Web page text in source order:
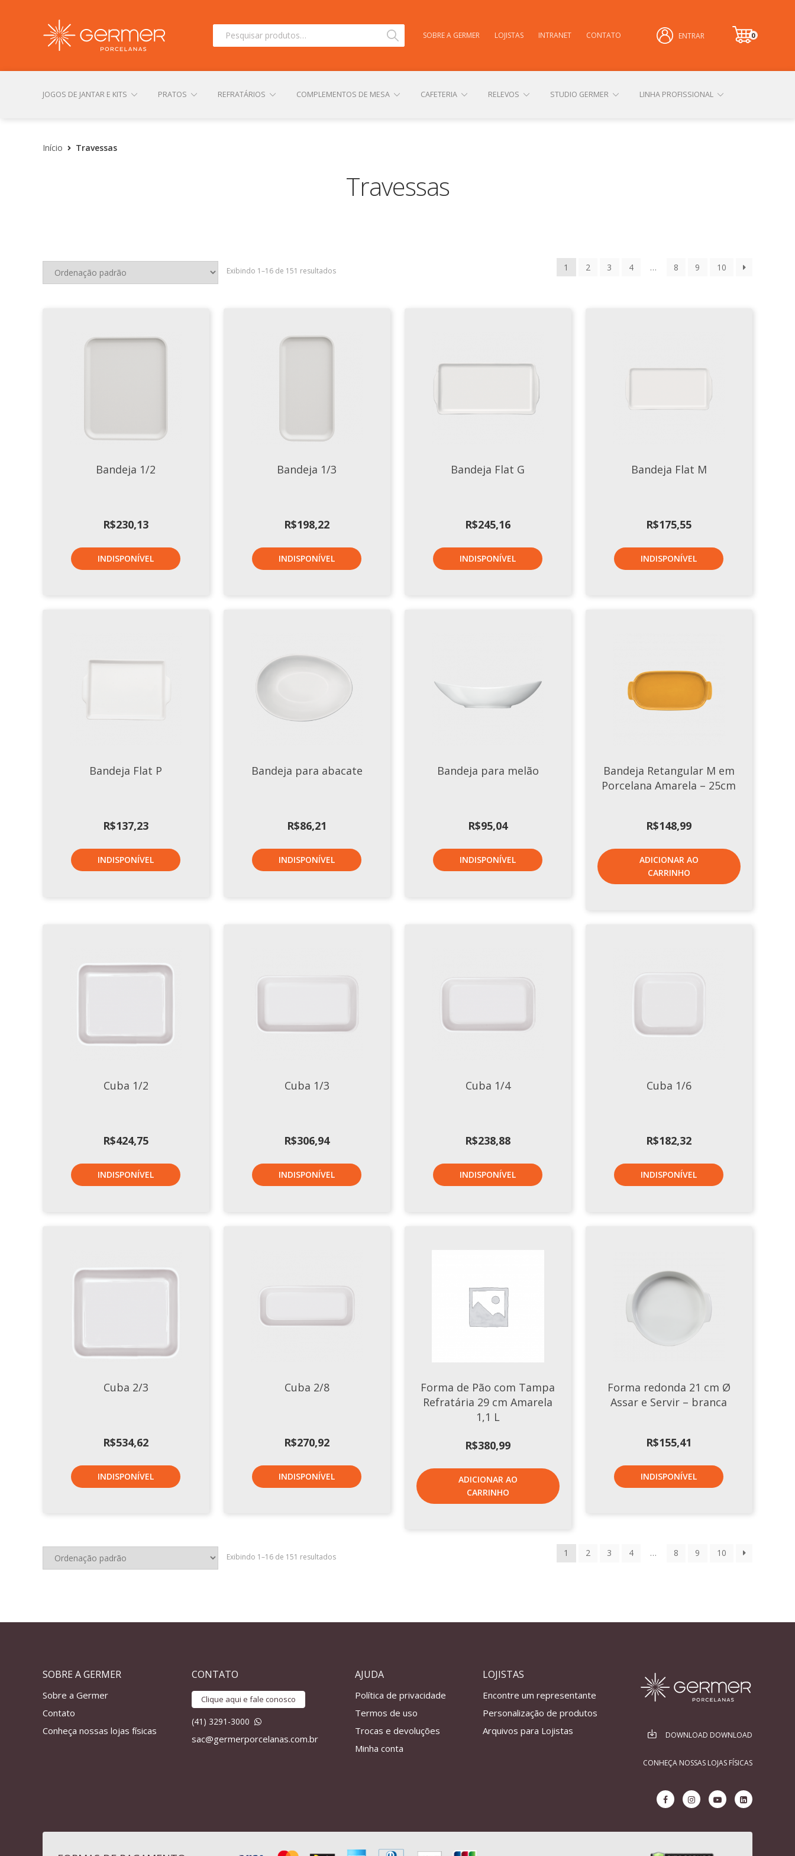
Pesquisar
Pesquisar SOBRE A GERMER LOJISTAS INTRANET CONTATO ENTRAR
0
it
JOGOS DE JANTAR E KITS PRATOS REFRATÁRIOS COMPLEMENTOS DE MESA CAFETERIA RELEVOS STUDIO GERMER LINHA PROFISSIONAL
PERSONALIZAÇÃO DE PRODUTOS
Início Travessas
Travessas
Exibindo 1–16 de 151 resultados 1 2 3 4 … 8 9 10
Bandeja 1/2
R$230,13
INDISPONÍVEL
Bandeja 1/3
R$198,22
INDISPONÍVEL
Bandeja Flat G
R$245,16
INDISPONÍVEL
Bandeja Flat M
R$175,55
INDISPONÍVEL
Bandeja Flat P
R$137,23
INDISPONÍVEL
Bandeja para abacate
R$86,21
INDISPONÍVEL
Bandeja para melão
R$95,04
INDISPONÍVEL
Bandeja Retangular M em
Porcelana Amarela – 25cm
R$148,99
ADICIONAR AO
CARRINHO
Cuba 1/2
R$424,75
INDISPONÍVEL
Cuba 1/3
R$306,94
INDISPONÍVEL
Cuba 1/4
R$238,88
INDISPONÍVEL
Cuba 1/6
R$182,32
INDISPONÍVEL
Cuba 2/3
R$534,62
INDISPONÍVEL
Cuba 2/8
R$270,92
INDISPONÍVEL
Forma de Pão com Tampa
Refratária 29 cm Amarela
1,1 L
R$380,99
ADICIONAR AO
CARRINHO
Forma redonda 21 cm Ø
Assar e Servir – branca
R$155,41
INDISPONÍVEL
Exibindo 1–16 de 151 resultados 1 2 3 4 … 8 9 10
SOBRE A GERMER
Sobre a Germer
Contato
Conheça nossas lojas físicas
CONTATO
Clique aqui e fale conosco
(41) 3291-3000
sac@germerporcelanas.com.br
AJUDA
Política de privacidade
Termos de uso
Trocas e devoluções
Minha conta
LOJISTAS
Encontre um representante
Personalização de produtos
Arquivos para Lojistas
DOWNLOAD DOWNLOAD
CONHEÇA NOSSAS LOJAS FÍSICAS